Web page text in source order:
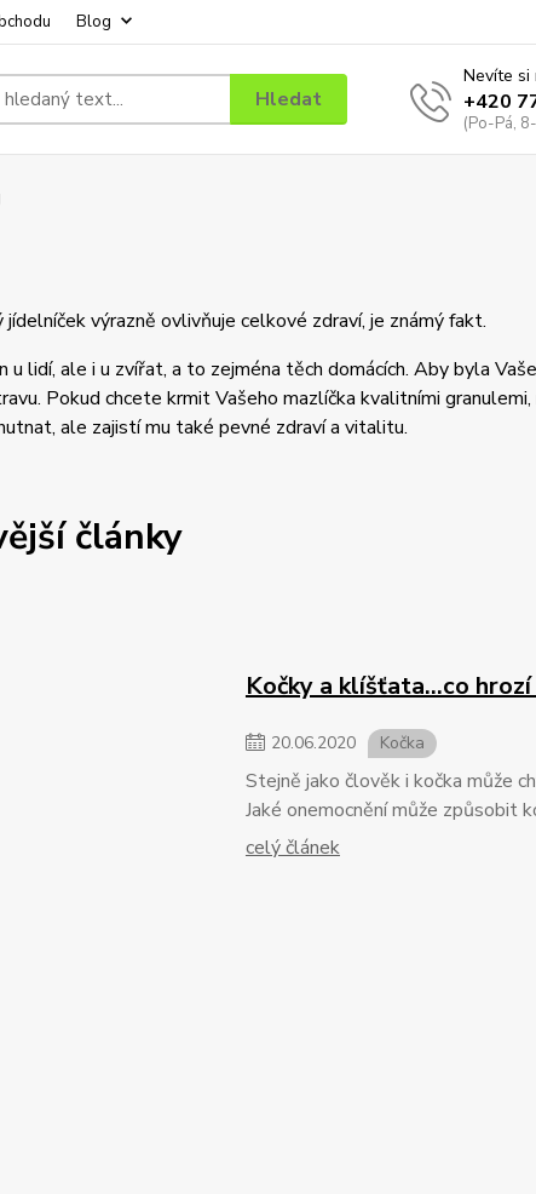
Blog
Hledat
Nevíte si
+420
(Po-Pá,
jídelníček výrazně ovlivňuje celkové zdraví, je známý fakt.
u lidí, ale i u zvířat, a to zejména těch domácích. Aby byla
Pokud chcete krmit Vašeho mazlíčka kvalitními
ale zajistí mu také pevné zdraví a vitalitu.
články
Kočky a klíšťata...co
20.06.2020 Kočka
Stejně jako člověk i kočka může
Jaké onemocnění může způsobit
celý článek